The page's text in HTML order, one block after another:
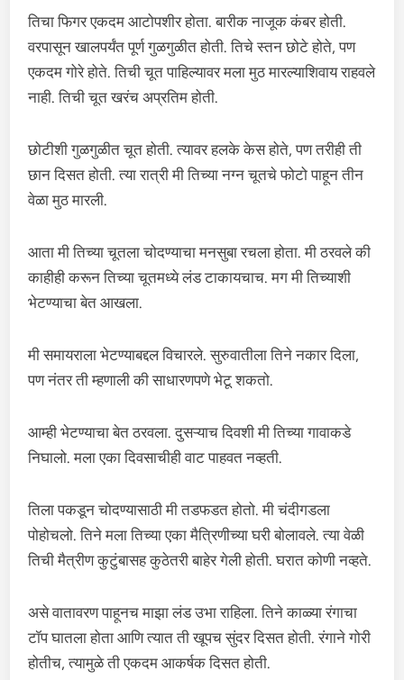
तिचा फिगर एकदम आटोपशीर होता. बारीक नाजूक कंबर होती.
वरपासून खालपर्यंत पूर्ण गुळगुळीत होती. तिचे स्तन छोटे होते, पण
एकदम गोरे होते. तिची चूत पाहिल्यावर मला मुठ मारल्याशिवाय राहवले
नाही. तिची चूत खरंच अप्रतिम होती.
छोटीशी गुळगुळीत चूत होती. त्यावर हलके केस होते, पण तरीही ती
छान दिसत होती. त्या रात्री मी तिच्या नग्न चूतचे फोटो पाहून तीन
वेळा मुठ मारली.
आता मी तिच्या चूतला चोदण्याचा मनसुबा रचला होता. मी ठरवले की
काहीही करून तिच्या चूतमध्ये लंड टाकायचाच. मग मी तिच्याशी
भेटण्याचा बेत आखला.
मी समायराला भेटण्याबद्दल विचारले. सुरुवातीला तिने नकार दिला,
पण नंतर ती म्हणाली की साधारणपणे भेटू शकतो.
आम्ही भेटण्याचा बेत ठरवला. दुसऱ्याच दिवशी मी तिच्या गावाकडे
निघालो. मला एका दिवसाचीही वाट पाहवत नव्हती.
तिला पकडून चोदण्यासाठी मी तडफडत होतो. मी चंदीगडला
पोहोचलो. तिने मला तिच्या एका मैत्रिणीच्या घरी बोलावले. त्या वेळी
तिची मैत्रीण कुटुंबासह कुठेतरी बाहेर गेली होती. घरात कोणी नव्हते.
असे वातावरण पाहूनच माझा लंड उभा राहिला. तिने काळ्या रंगाचा
टॉप घातला होता आणि त्यात ती खूपच सुंदर दिसत होती. रंगाने गोरी
होतीच, त्यामुळे ती एकदम आकर्षक दिसत होती.